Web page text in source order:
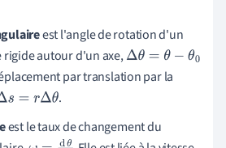
est l'angle de rotation d'un
autour d'un axe,Δ
θ
θ
−
par translation par la
s= rΔθ
.
est le taux de changement du